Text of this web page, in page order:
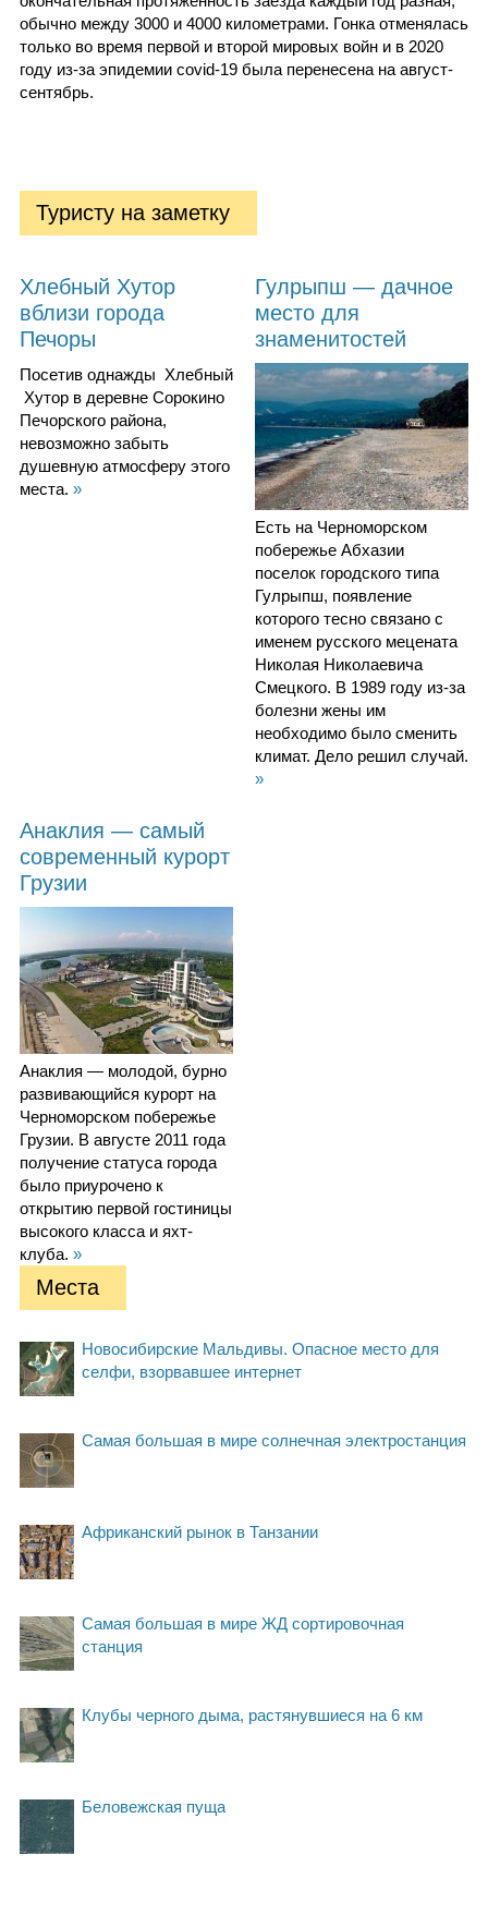
обычно между 3000 и 4000 километрами. Гонка отменялась
только во время первой и второй мировых войн и в 2020
году из-за эпидемии covid-19 была перенесена на август-
сентябрь.
Туристу на заметку
Хлебный Хутор
вблизи города
Печоры
Посетив однажды Хлебный
Хутор в деревне Сорокино
Печорского района,
невозможно забыть
душевную атмосферу этого
места. »
Гулрыпш — дачное
место для
знаменитостей
Есть на Черноморском
побережье Абхазии
поселок городского типа
Гулрыпш, появление
которого тесно связано с
именем русского мецената
Николая Николаевича
Смецкого. В 1989 году из-за
болезни жены им
необходимо было сменить
климат. Дело решил случай.
»
Анаклия — самый
современный курорт
Грузии
Анаклия — молодой, бурно
развивающийся курорт на
Черноморском побережье
Грузии. В августе 2011 года
получение статуса города
было приурочено к
открытию первой гостиницы
высокого класса и яхт-
клуба. »
Места
Новосибирские Мальдивы. Опасное место для
селфи, взорвавшее интернет
Самая большая в мире солнечная электростанция
Африканский рынок в Танзании
Самая большая в мире ЖД сортировочная
станция
Клубы черного дыма, растянувшиеся на 6 км
Беловежская пуща